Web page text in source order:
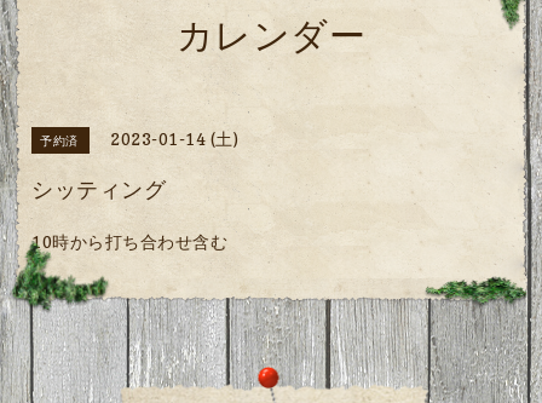
カレンダー
予約済 2023-01-14 (土)
シッティング
10時から打ち合わせ含む